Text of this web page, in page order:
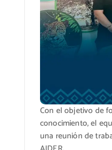
Con el objetivo de
conocimiento, el
una reunión de